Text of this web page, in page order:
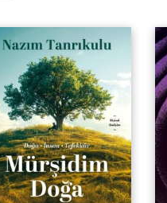
Doğanın Sessiz
Öğretmenliğinde İnsanın
Kendini Arayışı